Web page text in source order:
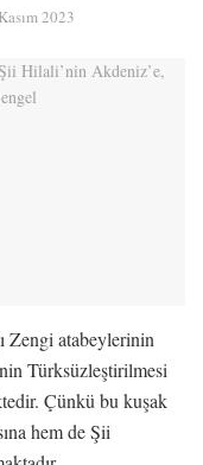
2023
Zengi atabeylerinin
Türksüzleştirilmesi
Çünkü bu kuşak
hem de Şii